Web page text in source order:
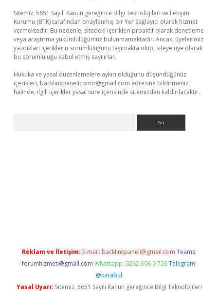
Sitemiz, 5651 Sayılı Kanun gereğince Bilgi Teknolojileri ve İletişim
Kurumu (BTK) tarafından onaylanmış bir Yer Sağlayıcı olarak hizmet
vermektedir. Bu nedenle, sitedeki içerikleri proaktif olarak denetleme
veya araştırma yükümlülüğümüz bulunmamaktadır. Ancak, üyelerimiz
yazdıkları içeriklerin sorumluluğunu taşımakta olup, siteye üye olarak
bu sorumluluğu kabul etmiş sayılırlar.
Hukuka ve yasal düzenlemelere aykırı olduğunu düşündüğünüz
içerikleri, backlinkpanelicomtr@gmail.com adresine bildirmeniz
halinde, ilgili içerikler yasal süre içerisinde sitemizden kaldırılacaktır.
Reklam ve İletişim: E-mail: backlinkpaneli@gmail.com Teams:
forumhizmeti@gmail.com Whatsapp: 0262 606 0 726 Telegram:
@karabul
Yasal Uyarı: Sitemiz, 5651 Sayılı Kanun gereğince Bilgi Teknolojileri